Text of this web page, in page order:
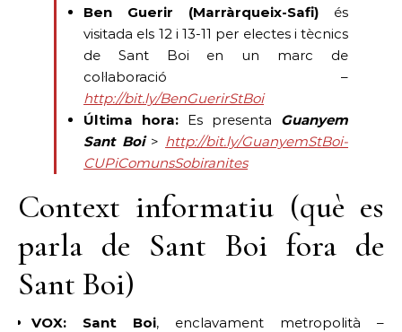
Ben Guerir (Marràrqueix-Safi) és
visitada els 12 i 13-11 per electes i tècnics
de Sant Boi en un marc de
col·laboració –
http://bit.ly/BenGuerirStBoi
Última hora: Es presenta Guanyem
Sant Boi > http://bit.ly/GuanyemStBoi-
CUPiComunsSobiranites
Context informatiu (què es
parla de Sant Boi fora de
Sant Boi)
VOX: Sant Boi, enclavament metropolità –